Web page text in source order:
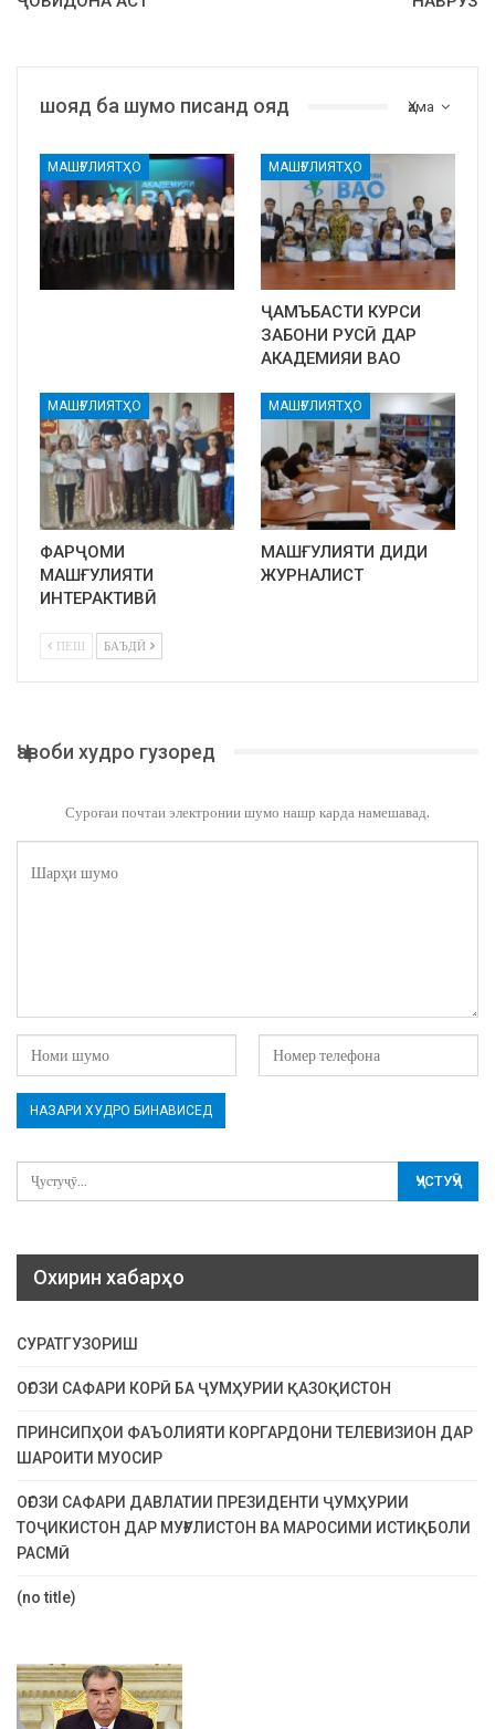
Ҳама
шояд ба шумо писанд ояд
МАШҒУЛИЯТҲО МАШҒУЛИЯТҲО
ҶАМЪБАСТИ КУРСИ
ЗАБОНИ РУСӢ ДАР
АКАДЕМИЯИ ВАО
МАШҒУЛИЯТҲО
ФАРҶОМИ
МАШҒУЛИЯТИ
ИНТЕРАКТИВӢ
МАШҒУЛИЯТҲО
МАШҒУЛИЯТИ ДИДИ
ЖУРНАЛИСТ
ПЕШ БАЪДӢ
Ҷавоби худро гузоред
Суроғаи почтаи электронии шумо нашр карда намешавад.
Охирин хабарҳо
СУРАТГУЗОРИШ
ОҒОЗИ САФАРИ КОРӢ БА ҶУМҲУРИИ ҚАЗОҚИСТОН
ПРИНСИПҲОИ ФАЪОЛИЯТИ КОРГАРДОНИ ТЕЛЕВИЗИОН ДАР
ШАРОИТИ МУОСИР
ОҒОЗИ САФАРИ ДАВЛАТИИ ПРЕЗИДЕНТИ ҶУМҲУРИИ
ТОҶИКИСТОН ДАР МУҒУЛИСТОН ВА МАРОСИМИ ИСТИҚБОЛИ
РАСМӢ
(no title)